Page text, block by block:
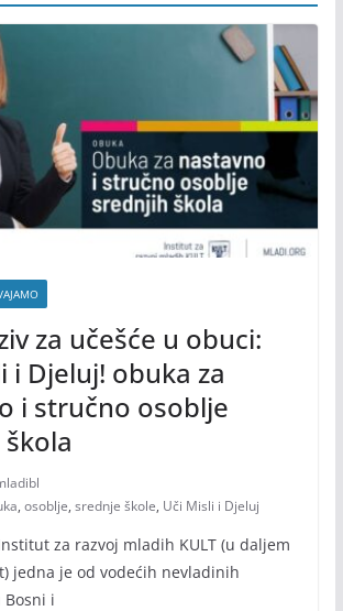
za učešće u obuci:
i Djeluj! obuka za
i stručno osoblje
, osoblje, srednje škole, Uči Misli i Djeluj
za razvoj mladih KULT (u daljem
jedna je od vodećih nevladinih
i